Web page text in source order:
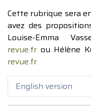
Cette rubrique sera
avez des
Louise-Emma
revue.fr ou Hélène
revue.fr
English version